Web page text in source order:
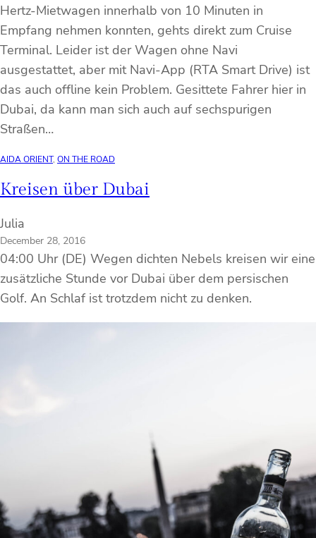
Hertz-Mietwagen innerhalb von 10 Minuten in
Empfang nehmen konnten, gehts direkt zum Cruise
Terminal. Leider ist der Wagen ohne Navi
ausgestattet, aber mit Navi-App (RTA Smart Drive) ist
das auch offline kein Problem. Gesittete Fahrer hier in
Dubai, da kann man sich auch auf sechspurigen
Straßen…
AIDA ORIENT, ON THE ROAD
Kreisen über Dubai
Julia
December 28, 2016
04:00 Uhr (DE) Wegen dichten Nebels kreisen wir eine
zusätzliche Stunde vor Dubai über dem persischen
Golf. An Schlaf ist trotzdem nicht zu denken.